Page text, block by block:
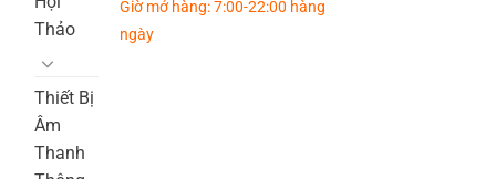
Thảo
Thiết Bị
Âm
Thanh
Giờ mở hàng: 7:00-22:00 hàng
ngày